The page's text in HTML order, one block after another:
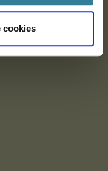
cookies